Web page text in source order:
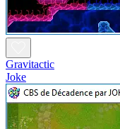
Gravitactic
Joke